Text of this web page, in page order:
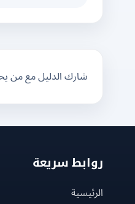
شارك الدليل مع من
روابط سريعة
الرئيسية